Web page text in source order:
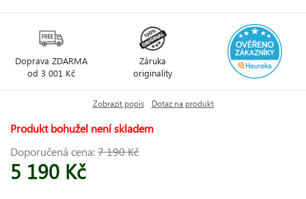
Doprava ZDARMA
od 3 001 Kč
Záruka
originality
Zobrazit popis Dotaz na produkt
Produkt bohužel není skladem
Doporučená cena:7 190 Kč
5 190 Kč